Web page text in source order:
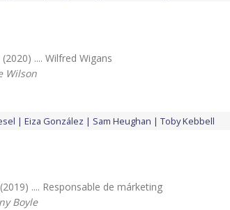
(2020) .... Wilfred Wigans
Wilson
Eiza González Sam Heughan Toby Kebbell
(2019) .... Responsable de márketing
Boyle